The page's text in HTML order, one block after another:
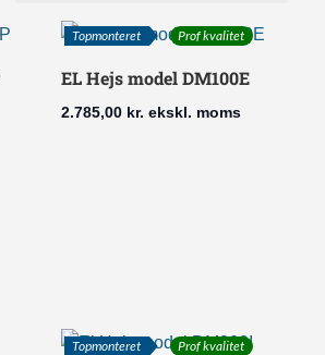
Topmonteret Prof kvalitet
EL Hejs model DM100E
2.785,00 kr. ekskl. moms
Topmonteret
Prof kvalitet